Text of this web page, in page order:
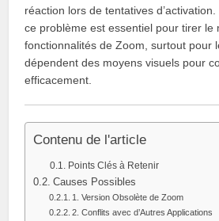
réaction lors de tentatives
ce problème est essentiel pour tirer le
fonctionnalités de Zoom, surtout pour
dépendent des moyens visuels pour
efficacement.
Contenu de l'article
Points Clés à Retenir
Causes Possibles
1. Version Obsolète de Zoom
2. Conflits avec d’Autres Applications